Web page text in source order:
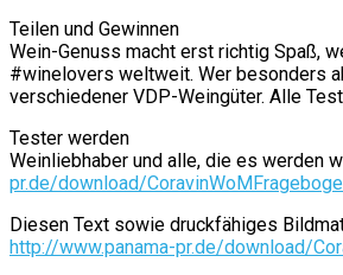
Teilen und Gewinnen
Wein-Genuss macht erst richtig Spaß,
#winelovers weltweit. Wer besonders
verschiedener VDP-Weingüter. Alle
Tester werden
Weinliebhaber und alle, die es werden
pr.de/download/
Diesen Text sowie druckfähiges
http://www.panama-pr.de/download/